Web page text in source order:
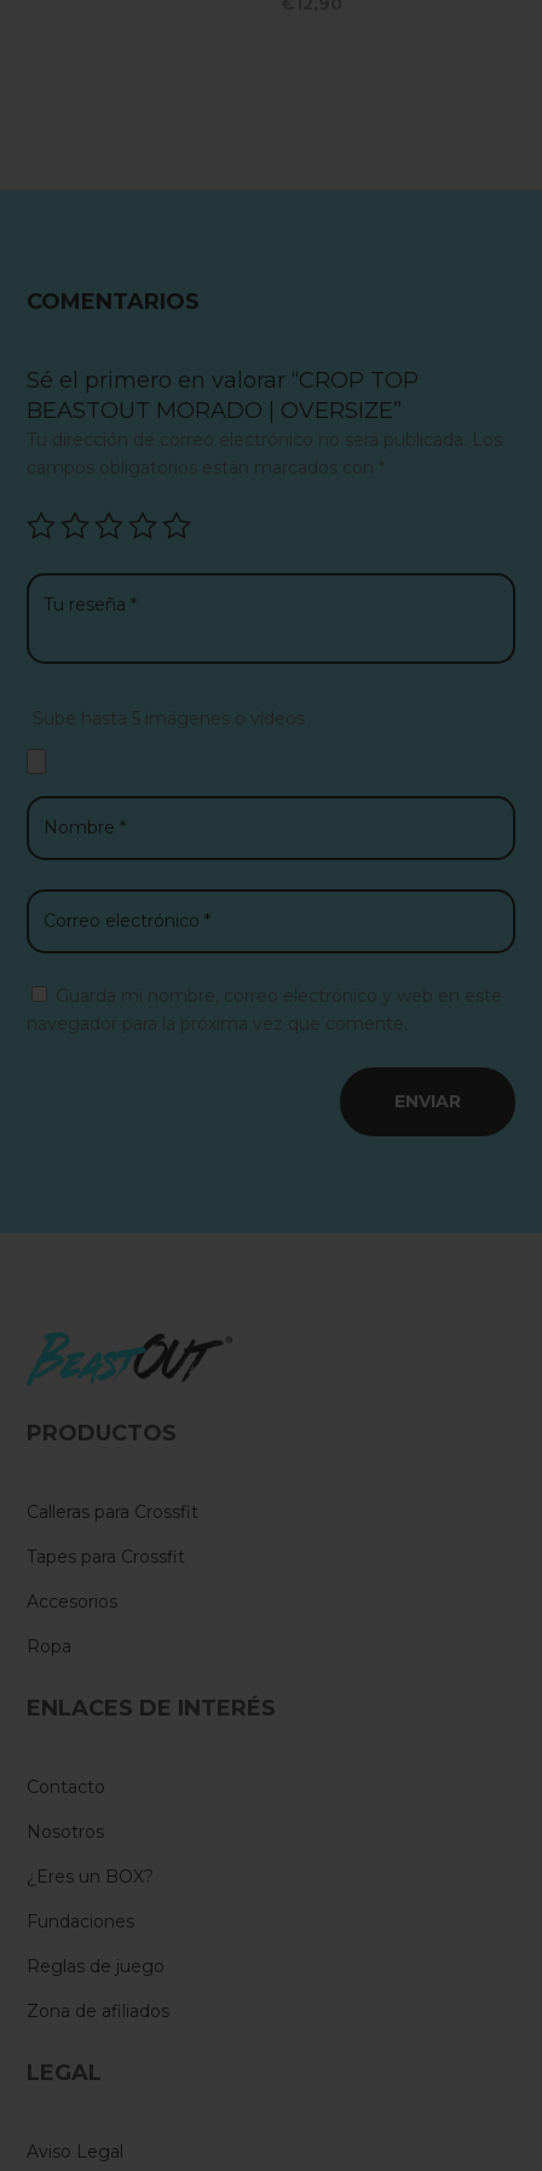
COMENTARIOS
Sé el primero en valorar “CROP TOP
BEASTOUT MORADO | OVERSIZE”
Tu dirección de correo electrónico no será publicada. Los
campos obligatorios están marcados con *
Sube hasta 5 imágenes o vídeos
Guarda mi nombre, correo electrónico y web en este
navegador para la próxima vez que comente.
ENVIAR
PRODUCTOS
Calleras para Crossfit
Tapes para Crossfit
Accesorios
Ropa
ENLACES DE INTERÉS
Contacto
Nosotros
¿Eres un BOX?
Fundaciones
Reglas de juego
Zona de afiliados
LEGAL
Aviso Legal